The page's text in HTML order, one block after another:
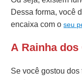
Dessa forma, você
encaixa com oseu
A Rainha
Se você gostou